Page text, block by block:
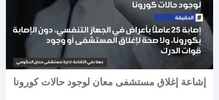
إشاعة إغلاق مستشفى معان لوجود حالات كورونا